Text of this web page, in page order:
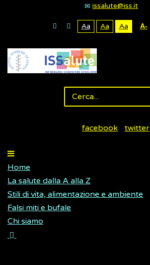
issalute@iss.it
Aa Aa Aa A-
facebook twitter
Home
La salute dalla A alla Z
Stili di vita, alimentazione e ambiente
Falsi miti e bufale
Chi siamo